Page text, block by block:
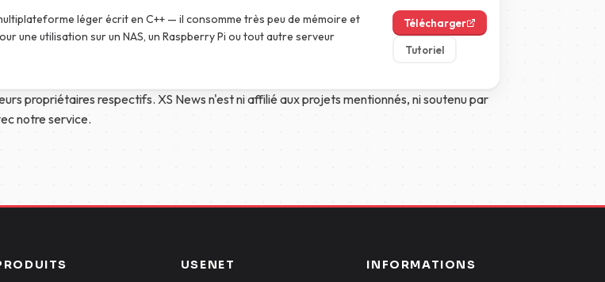
léger écrit en C++ — il consomme très peu de mémoire et
une utilisation sur un NAS, un Raspberry Pi ou tout autre serveur
Télécharger
Tutoriel
propriétaires respectifs. XS News n'est ni affilié aux projets mentionnés, ni soutenu par
notre service.
USENET INFORMATIONS